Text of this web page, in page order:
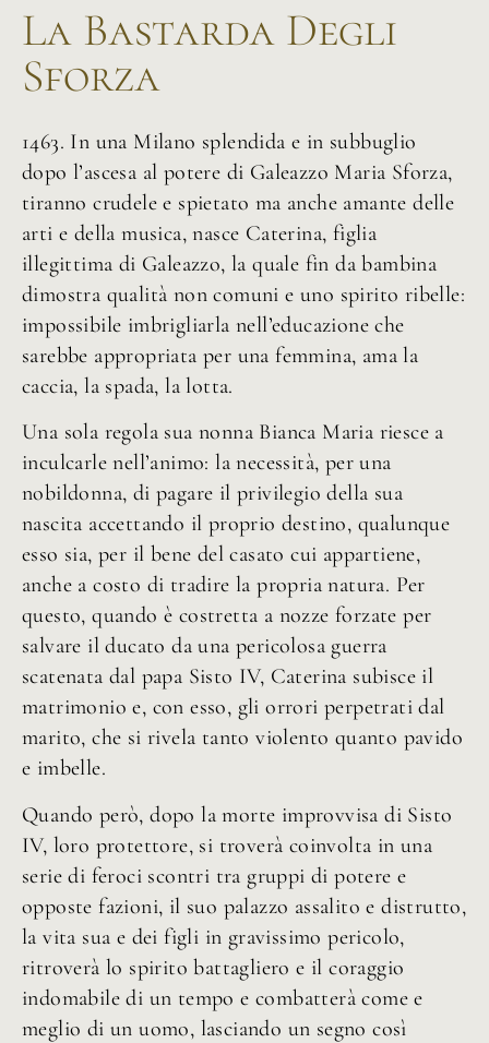
La Bastarda Degli
Sforza
1463. In una Milano splendida e in subbuglio
dopo l’ascesa al potere di Galeazzo Maria Sforza,
tiranno crudele e spietato ma anche amante delle
arti e della musica, nasce Caterina, figlia
illegittima di Galeazzo, la quale fin da bambina
dimostra qualità non comuni e uno spirito ribelle:
impossibile imbrigliarla nell’educazione che
sarebbe appropriata per una femmina, ama la
caccia, la spada, la lotta.
Una sola regola sua nonna Bianca Maria riesce a
inculcarle nell’animo: la necessità, per una
nobildonna, di pagare il privilegio della sua
nascita accettando il proprio destino, qualunque
esso sia, per il bene del casato cui appartiene,
anche a costo di tradire la propria natura. Per
questo, quando è costretta a nozze forzate per
salvare il ducato da una pericolosa guerra
scatenata dal papa Sisto IV, Caterina subisce il
matrimonio e, con esso, gli orrori perpetrati dal
marito, che si rivela tanto violento quanto pavido
e imbelle.
Quando però, dopo la morte improvvisa di Sisto
IV, loro protettore, si troverà coinvolta in una
serie di feroci scontri tra gruppi di potere e
opposte fazioni, il suo palazzo assalito e distrutto,
la vita sua e dei figli in gravissimo pericolo,
ritroverà lo spirito battagliero e il coraggio
indomabile di un tempo e combatterà come e
meglio di un uomo, lasciando un segno così